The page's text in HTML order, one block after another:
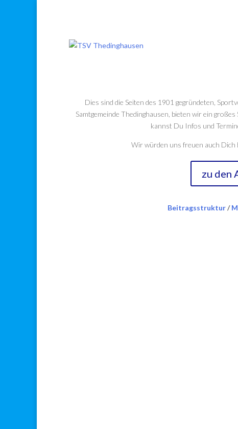
Dies sind die Seiten des 1901 gegründeten,
Samtgemeinde Thedinghausen, bieten wir ein
kannst Du Infos und
Wir würden uns freuen auch Dich
zu den
Beitragsstruktur/